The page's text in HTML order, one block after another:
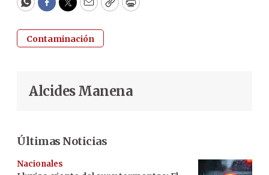
WhatsApp
Facebook
Twitter
EmailCopyPrint
Contaminación
Alcides Manena
Últimas Noticias
Nacionales